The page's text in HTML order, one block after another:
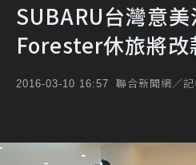
SUBARU台灣意
Forester休旅將改
2016-03-10 16:57 聯合新聞網／